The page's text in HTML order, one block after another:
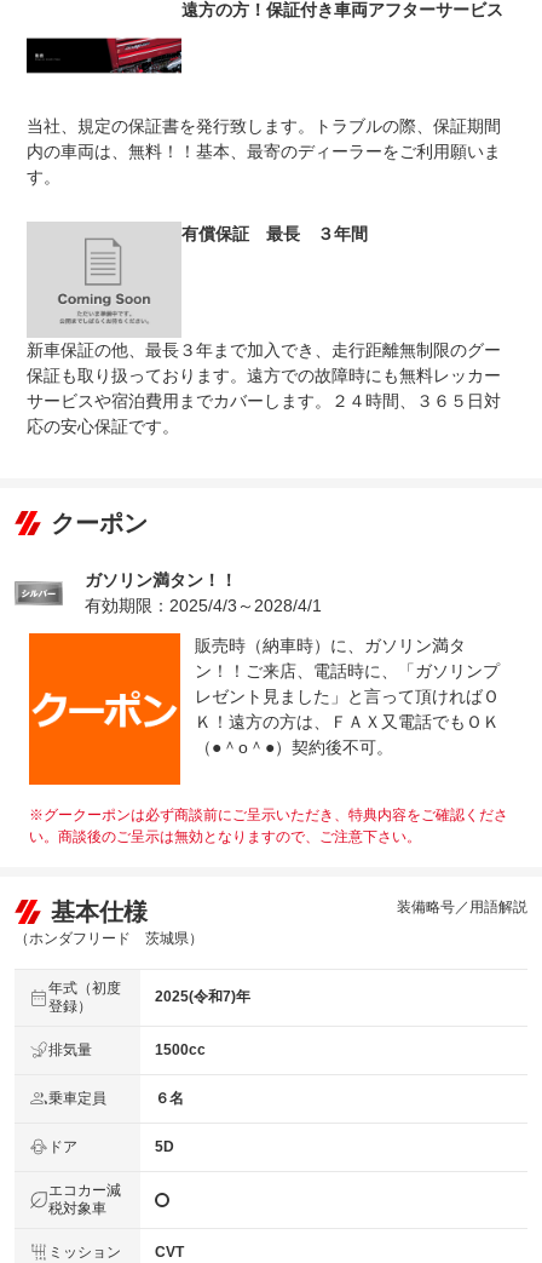
保証修理
受付先
-
法定整備
※車検なし・車検整備付の場合は法定24ヶ月点検整備付
※商用車は6ヶ月または12ヶ月点検整備付
について
メンテナンスを行い安心のカーライフを多くのユーザー様
に提供しております。
遠方の方！保証付き車両アフターサービス
当社、規定の保証書を発行致します。トラブルの際、保証期間
内の車両は、無料！！基本、最寄のディーラーをご利用願いま
す。
有償保証 最長 ３年間
新車保証の他、最長３年まで加入でき、走行距離無制限のグー
保証も取り扱っております。遠方での故障時にも無料レッカー
サービスや宿泊費用までカバーします。２４時間、３６５日対
応の安心保証です。
クーポン
ガソリン満タン！！
有効期限：2025/4/3～2028/4/1
販売時（納車時）に、ガソリン満タ
ン！！ご来店、電話時に、「ガソリンプ
レゼント見ました」と言って頂ければＯ
Ｋ！遠方の方は、ＦＡＸ又電話でもＯＫ
（●＾o＾●）契約後不可。
※グークーポンは必ず商談前にご呈示いただき、特典内容をご確認くださ
い。商談後のご呈示は無効となりますので、ご注意下さい。
基本仕様
（ホンダフリード 茨城県）
装備略号／用語解説
年式（初度
登録）
2025(令和7)年
排気量 1500cc
乗車定員 ６名
ドア 5D
エコカー減
税対象車
ミッション CVT